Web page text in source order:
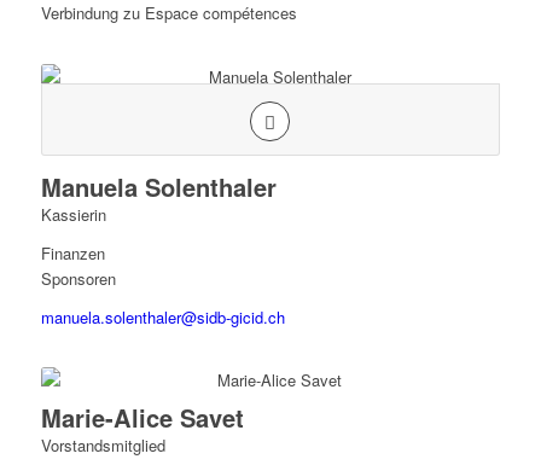
Verbindung zu Espace compétences
Manuela Solenthaler
Kassierin
Finanzen
Sponsoren
manuela.solenthaler@sidb-gicid.ch
Marie-Alice Savet
Vorstandsmitglied